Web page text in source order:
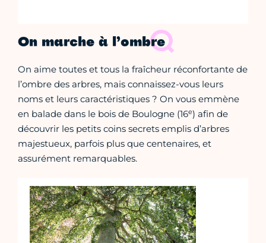
On marche à l’ombre
On aime toutes et tous la fraîcheur réconfortante de
l’ombre des arbres, mais connaissez-vous leurs
noms et leurs caractéristiques ? On vous emmène
en balade dans le bois de Boulogne (16e) afin de
découvrir les petits coins secrets emplis d’arbres
majestueux, parfois plus que centenaires, et
assurément remarquables.